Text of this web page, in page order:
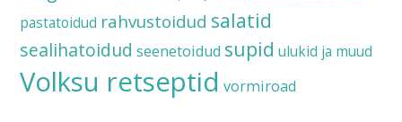
pastatoidud rahvustoidud salatid
sealihatoidud seenetoidud supid ulukid ja muud
Volksu retseptid vormiroad